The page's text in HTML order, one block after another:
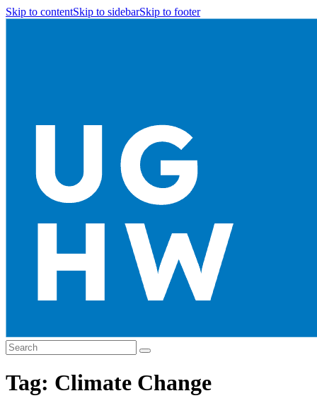
Skip to contentSkip to sidebarSkip to footer
Tag: Climate Change